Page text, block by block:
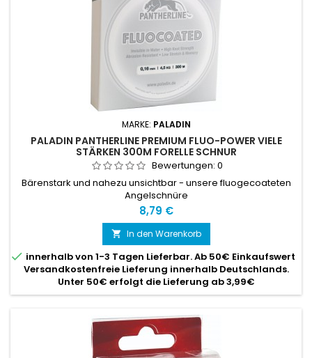
MARKE: PALADIN
PALADIN PANTHERLINE PREMIUM FLUO-POWER VIELE
STÄRKEN 300M FORELLE SCHNUR
Bewertungen: 0
Bärenstark und nahezu unsichtbar - unsere fluogecoateten
Angelschnüre
Preis
8,79 €
 In den Warenkorb
 innerhalb von 1-3 Tagen Lieferbar. Ab 50€ Einkaufswert
Versandkostenfreie Lieferung innerhalb Deutschlands.
Unter 50€ erfolgt die Lieferung ab 3,99€